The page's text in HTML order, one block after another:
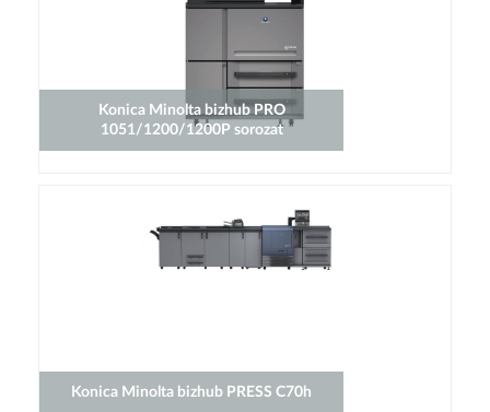
Konica Minolta bizhub PRO
1051/1200/1200P sorozat
Konica Minolta bizhub PRESS C70h